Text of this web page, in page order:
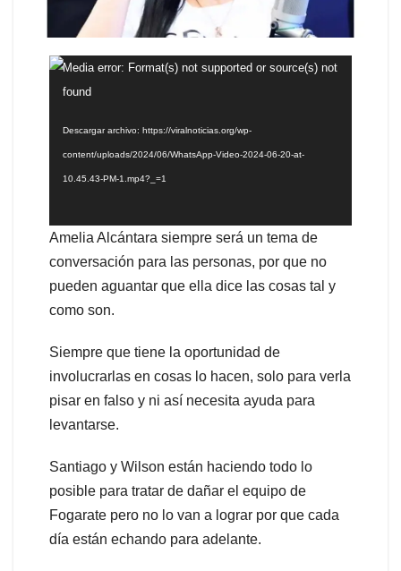
Reproductor
de
Media error: Format(s) not supported or source(s) not
found
Descargar archivo: https://viralnoticias.org/wp-
content/uploads/2024/06/WhatsApp-Video-2024-06-20-at-
10.45.43-PM-1.mp4?_=1
Amelia Alcántara siempre será un tema de
conversación para las personas, por que no
pueden aguantar que ella dice las cosas tal y
como son.
Siempre que tiene la oportunidad de
involucrarlas en cosas lo hacen, solo para verla
pisar en falso y ni así necesita ayuda para
levantarse.
Santiago y Wilson están haciendo todo lo
posible para tratar de dañar el equipo de
Fogarate pero no lo van a lograr por que cada
día están echando para adelante.